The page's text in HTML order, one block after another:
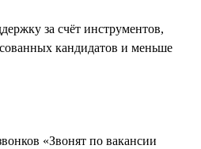
за счёт инструментов,
кандидатов и меньше
«Звонят по вакансии